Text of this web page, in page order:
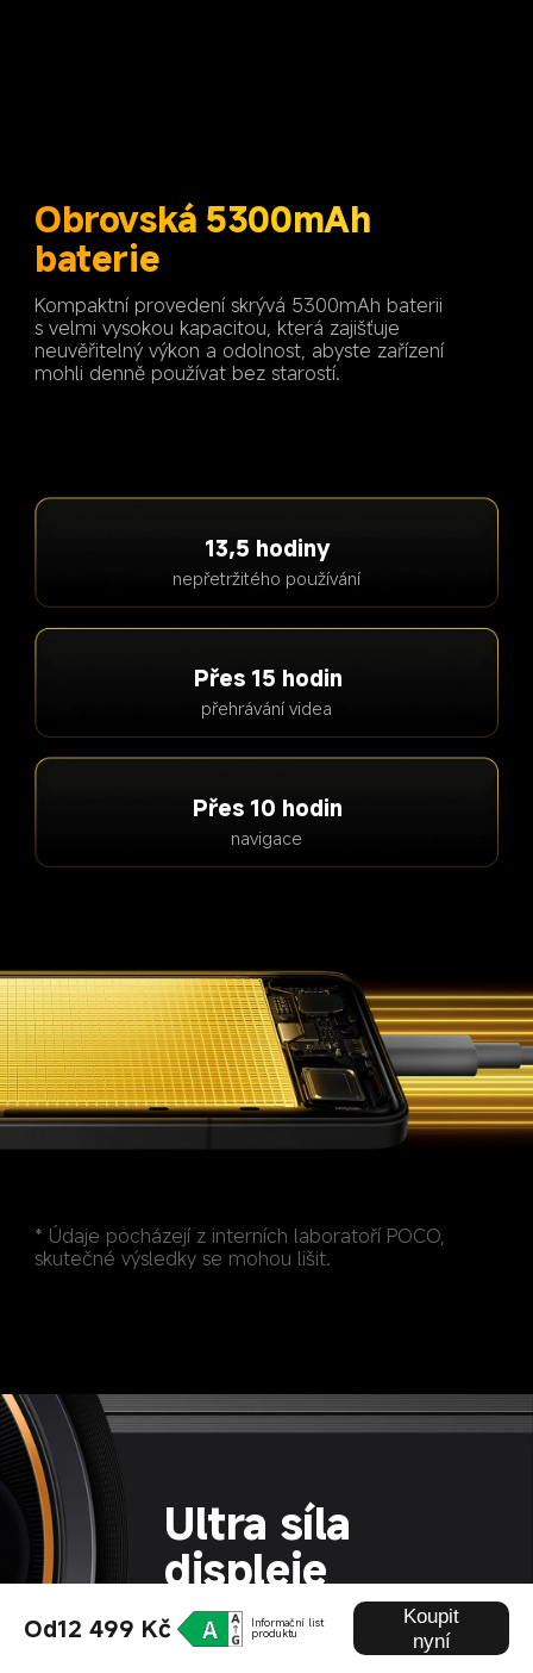
Od12 499 Kč Informační list
produktu
Koupit
nyní
Obrovská 5300mAh
baterie
Kompaktní provedení skrývá 5300mAh baterii
s velmi vysokou kapacitou, která zajišťuje
neuvěřitelný výkon a odolnost, abyste zařízení
mohli denně používat bez starostí.
13,5 hodiny
nepřetržitého používání
Přes 15 hodin
přehrávání videa
Přes 10 hodin
navigace
* Údaje pocházejí z interních laboratoří POCO,
skutečné výsledky se mohou lišit.
Ultra síla
displeje